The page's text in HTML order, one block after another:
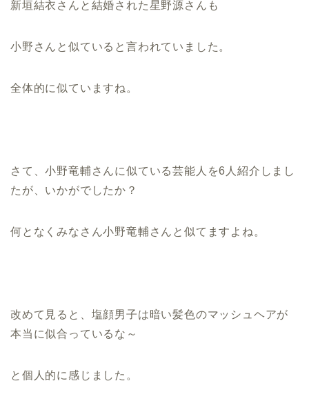
新垣結衣さんと結婚された星野源さんも
小野さんと似ていると言われていました。
全体的に似ていますね。
さて、小野竜輔さんに似ている芸能人を6人紹介しまし
たが、いかがでしたか？
何となくみなさん小野竜輔さんと似てますよね。
改めて見ると、塩顔男子は暗い髪色のマッシュヘアが
本当に似合っているな～
と個人的に感じました。